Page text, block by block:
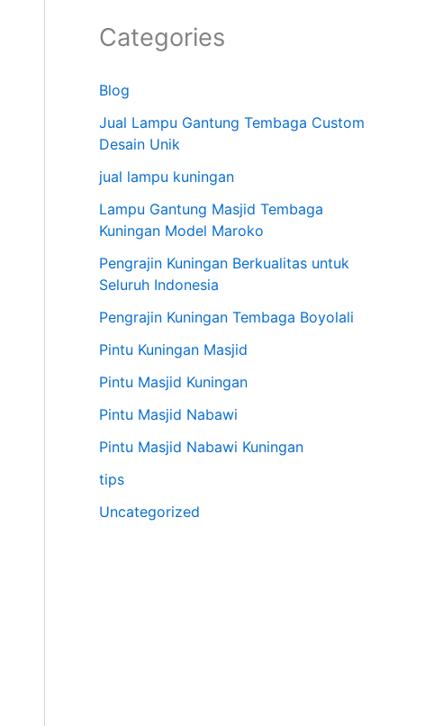
Categories
Blog
Jual Lampu Gantung Tembaga Custom
Desain Unik
jual lampu kuningan
Lampu Gantung Masjid Tembaga
Kuningan Model Maroko
Pengrajin Kuningan Berkualitas untuk
Seluruh Indonesia
Pengrajin Kuningan Tembaga Boyolali
Pintu Kuningan Masjid
Pintu Masjid Kuningan
Pintu Masjid Nabawi
Pintu Masjid Nabawi Kuningan
tips
Uncategorized